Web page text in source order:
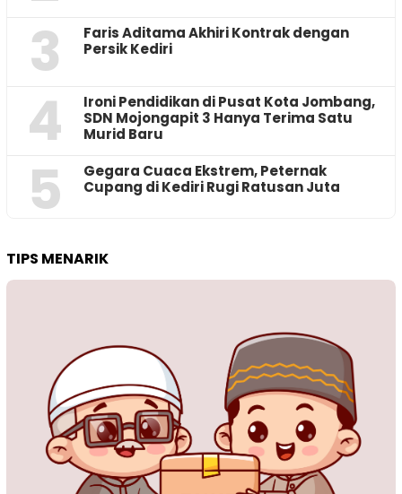
3
Faris Aditama Akhiri Kontrak dengan
Persik Kediri
4
Ironi Pendidikan di Pusat Kota Jombang,
SDN Mojongapit 3 Hanya Terima Satu
Murid Baru
5
‎Gegara Cuaca Ekstrem, Peternak
Cupang di Kediri Rugi Ratusan Juta
TIPS MENARIK